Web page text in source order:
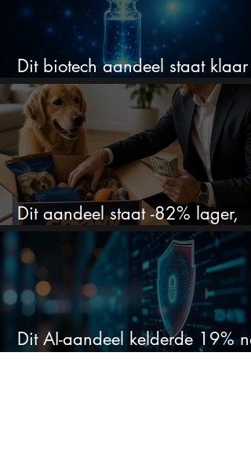
Dit biotech aandeel staat klaar
voor een flinke rally
Dit aandeel staat -82% lager,
terwijl het bedrijf gewoon groeit
Dit AI-aandeel kelderde 19% na